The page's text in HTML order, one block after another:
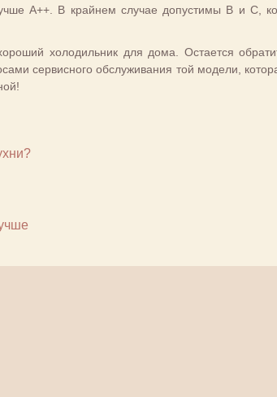
А++. В крайнем случае допустимы В и С,
холодильник для дома. Остается
сервисного обслуживания той модели,